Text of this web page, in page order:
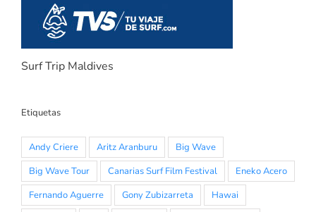
Surf Trip Maldives
Etiquetas
Andy Criere Aritz Aranburu
Big Wave
Big Wave Tour
Canarias Surf Film Festival
Eneko Acero
Fernando Aguerre
Gony Zubizarreta
Hawai